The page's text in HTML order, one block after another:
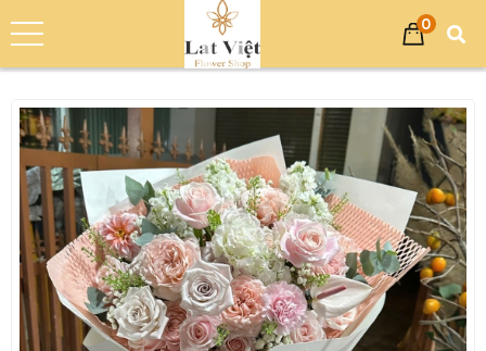
0
Trang chủ Bó Hoa
Bó Hoa Tươi Chúc Mừng - Hoa Tươi TN024